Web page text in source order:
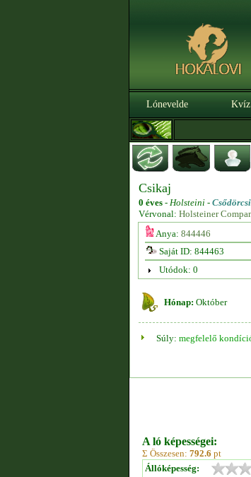
Lónevelde Kvíz
Csikaj
0 éves - Holsteini -
Vérvonal: Holsteiner
Anya: 844446
Saját ID: 844463
Utódok: 0
Hónap: Október
Súly: megfelelő
A ló képességei:
Σ Összesen: 792.6 pt
Állóképesség: